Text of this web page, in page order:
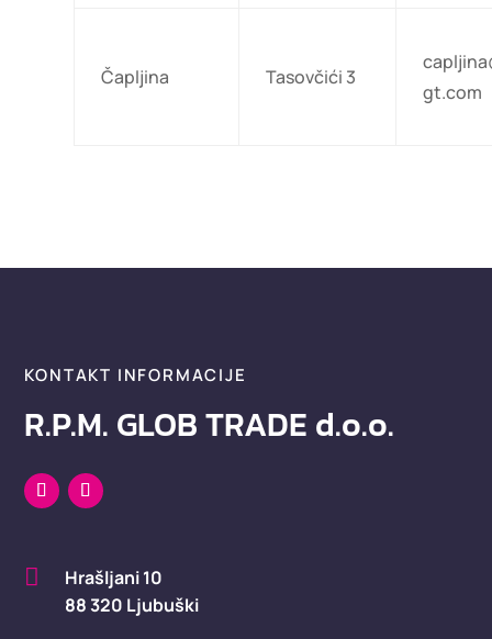
Čapljina Tasovčići 3
gt.com
KONTAKT INFORMACIJE
R.P.M. GLOB TRADE d.o.o.

Hrašljani 10
88 320 Ljubuški